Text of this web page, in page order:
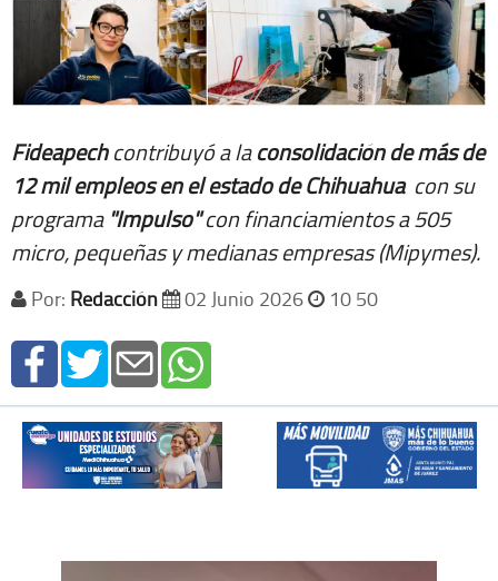
Fideapechcontribuyó a laconsolidación de más de
12 mil empleos en el estado de Chihuahuacon su
programa"Impulso"con financiamientos a 505
micro, pequeñas y medianas empresas (Mipymes).
Por: Redacción 02 Junio 2026 10 50